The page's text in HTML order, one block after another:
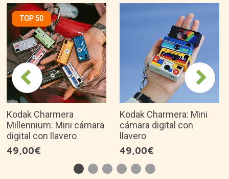
TOP 50
Kodak Charmera
Millennium: Mini cámara
digital con llavero
Kodak Charmera: Mini
cámara digital con
llavero
49,00€